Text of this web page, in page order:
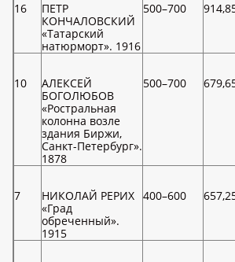
16
ПЕТР
КОНЧАЛОВСКИЙ
«Татарский
натюрморт». 1916
500–700
10
АЛЕКСЕЙ
БОГОЛЮБОВ
«Ростральная
колонна возле
здания Биржи,
Санкт-Петербург».
1878
500–700
7
НИКОЛАЙ РЕРИХ
«Град
обреченный».
1915
400–600